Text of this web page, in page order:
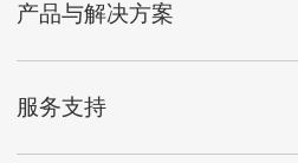
产品与解决方案
服务支持